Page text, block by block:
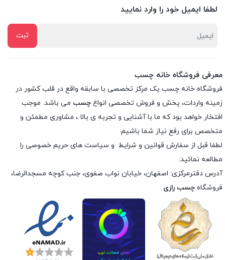
لطفا ایمیل خود را وارد نمایید
معرفی فروشگاه خانه چسب
فروشگاه خانه چسب یک مرکز تخصصی با سابقه واقع در قلب کشور در
زمینه واردات، پخش و فروش تخصصی انواع چسب می باشد. موجب
افتخار خواهد بود که ما با آشنایی و تجربه ی بالا ، مشاوری مطمئن و
متخصص برای رفع نیاز شما باشیم.
لطفا قبل از سفارش قوانین و شرایط و سیاست های حریم خصوصی را
مطالعه نمائید.
آدرس دفترمرکزی: اصفهان، خیابان نواب صفوی، جنب کوچه مسجدالرضا،
فروشگاه چسب رازی